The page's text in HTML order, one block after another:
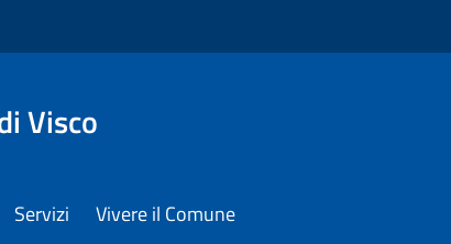
Visco
Servizi Vivere il Comune